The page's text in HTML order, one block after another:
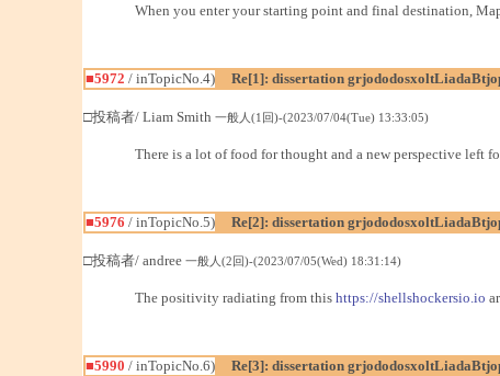
When you enter your starting point and final destination,
■5972 / inTopicNo.4)
Re[1]: dissertation
□投稿者/ Liam Smith 一般人(1回)-(2023/07/04(Tue) 13:33:05)
There is a lot of food for thought and a new perspective left
■5976 / inTopicNo.5)
Re[2]: dissertation
□投稿者/ andree 一般人(2回)-(2023/07/05(Wed) 18:31:14)
The positivity radiating from this https://shellshockersio.io
■5990 / inTopicNo.6)
Re[3]: dissertation